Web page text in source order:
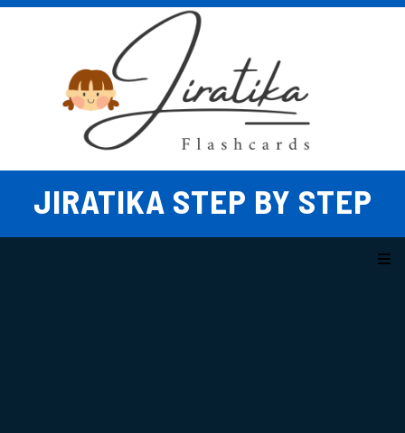
Skip
JIRATIKA STEP BY STEP